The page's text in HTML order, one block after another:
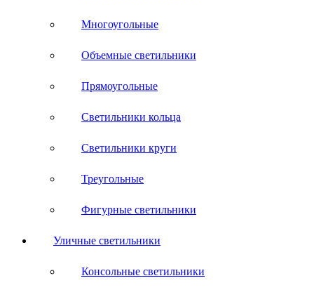
Многоугольные
Объемные светильники
Прямоугольные
Светильники кольца
Светильники круги
Треугольные
Фигурные светильники
Уличные светильники
Консольные светильники